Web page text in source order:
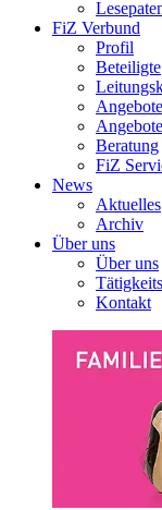
FiZ Verbund
Profil
Beteiligte
Beratung
FiZ
News
Aktuelles
Archiv
Über uns
Über uns
Kontakt